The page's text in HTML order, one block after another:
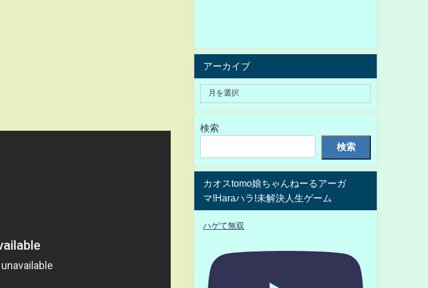
アーカイブ
検索
検索
カオスtomo娘ちゃんねーるアーガ
マ!Haraハラ!未解決人生ゲーム
ハゲて無双